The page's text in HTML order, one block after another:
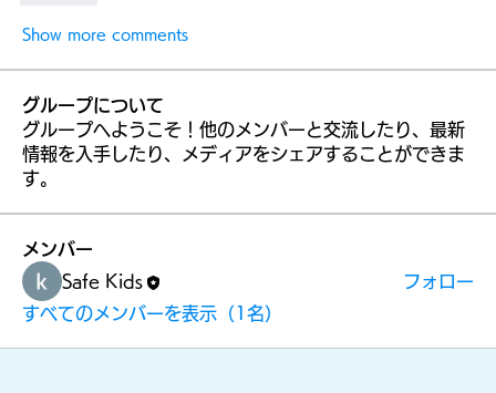
Show more comments
グループについて
グループへようこそ！他のメンバーと交流したり、最新
情報を入手したり、メディアをシェアすることができま
す。
メンバー
Safe Kids
フォロー
すべてのメンバーを表示（1名）